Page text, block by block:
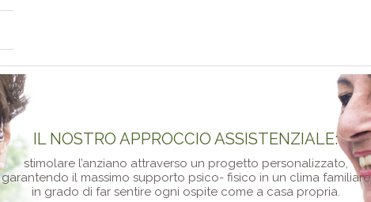
IL NOSTRO APPROCCIO ASSISTENZIALE:
stimolare l’anziano attraverso un progetto personalizzato,
garantendo il massimo supporto psico- fisico in un clima familiare
in grado di far sentire ogni ospite come a casa propria.